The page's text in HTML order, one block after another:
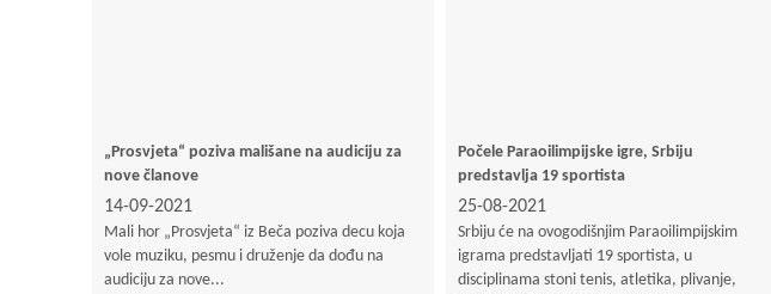
„Prosvjeta“ poziva mališane na audiciju za
nove članove
14-09-2021
Mali hor „Prosvjeta“ iz Beča poziva decu koja
vole muziku, pesmu i druženje da dođu na
audiciju za nove...
Počele Paraoilimpijske igre, Srbiju
predstavlja 19 sportista
25-08-2021
Srbiju će na ovogodišnjim Paraoilimpijskim
igrama predstavljati 19 sportista, u
disciplinama stoni tenis, atletika, plivanje,